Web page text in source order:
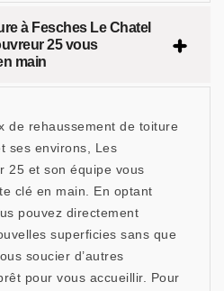
à Fesches Le Chatel
25 vous
main
de rehaussement de toiture
ses environs, Les
25 et son équipe vous
clé en main. En optant
pouvez directement
superficies sans que
soucier d’autres
pour vous accueillir. Pour